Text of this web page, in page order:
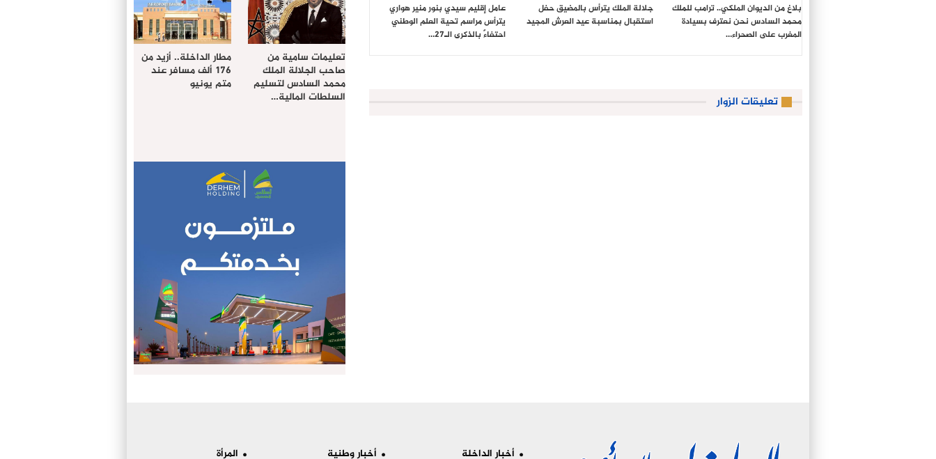
بلاغ من الديوان الملكي.. ترامب للملك
محمد السادس نحن نعترف بسيادة
المغرب على الصحراء…
جلالة الملك يترأس بالمضيق حفل
استقبال بمناسبة عيد العرش المجيد
عامل إقليم سيدي بنور منير هواري
يترأس مراسم تحية العلم الوطني
احتفاءً بالذكرى الـ27…
تعليقات الزوار
تعليمات سامية من
صاحب الجلالة الملك
محمد السادس لتسليم
السلطات المالية…
مطار الداخلة.. أزيد من
176 ألف مسافر عند
متم يونيو
أخبار الداخلة أخبار وطنية المرأة